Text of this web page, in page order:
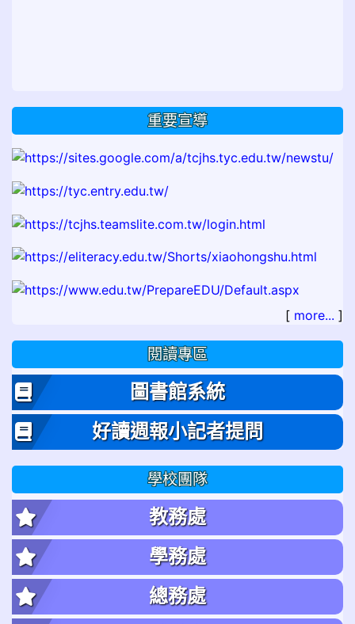
重要宣導
[ more... ]
閱讀專區
圖書館系統
好讀週報小記者提問
學校團隊
教務處
學務處
總務處